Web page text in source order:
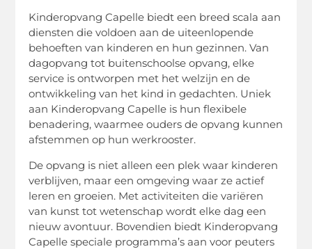
Kinderopvang Capelle biedt een breed scala aan
diensten die voldoen aan de uiteenlopende
behoeften van kinderen en hun gezinnen. Van
dagopvang tot buitenschoolse opvang, elke
service is ontworpen met het welzijn en de
ontwikkeling van het kind in gedachten. Uniek
aan Kinderopvang Capelle is hun flexibele
benadering, waarmee ouders de opvang kunnen
afstemmen op hun werkrooster.
De opvang is niet alleen een plek waar kinderen
verblijven, maar een omgeving waar ze actief
leren en groeien. Met activiteiten die variëren
van kunst tot wetenschap wordt elke dag een
nieuw avontuur. Bovendien biedt Kinderopvang
Capelle speciale programma’s aan voor peuters